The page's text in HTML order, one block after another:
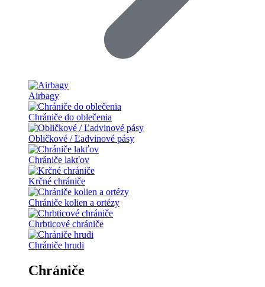
Airbagy
Chrániče do oblečenia
Obličkové / Ľadvinové pásy
Chrániče lakťov
Krčné chrániče
Chrániče kolien a ortézy
Chrbticové chrániče
Chrániče hrudi
Chrániče